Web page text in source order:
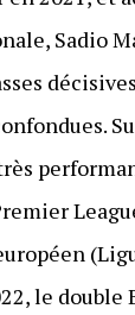
Sadio
le double